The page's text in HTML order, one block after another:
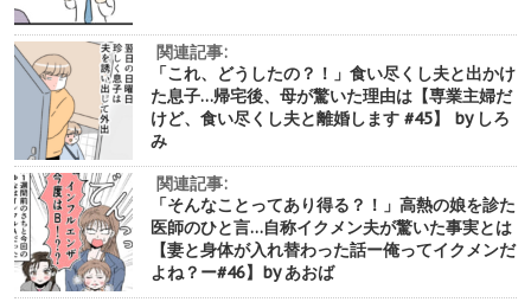
関連記事:
「これ、どうしたの？！」食い尽くし夫と出かけ
た息子…帰宅後、母が驚いた理由は【専業主婦だ
けど、食い尽くし夫と離婚します #45】 by しろ
み
関連記事:
「そんなことってあり得る？！」高熱の娘を診た
医師のひと言…自称イクメン夫が驚いた事実とは
【妻と身体が入れ替わった話ー俺ってイクメンだ
よね？ー#46】by あおば